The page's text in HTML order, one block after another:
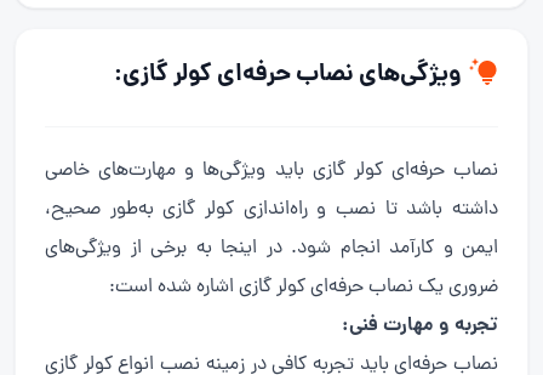
ویژگی‌های نصاب حرفه‌ای کولر گازی:
نصاب حرفه‌ای کولر گازی باید ویژگی‌ها و مهارت‌های خاصی
داشته باشد تا نصب و راه‌اندازی کولر گازی به‌طور صحیح،
ایمن و کارآمد انجام شود. در اینجا به برخی از ویژگی‌های
ضروری یک نصاب حرفه‌ای کولر گازی اشاره شده است:
تجربه و مهارت فنی:
نصاب حرفه‌ای باید تجربه کافی در زمینه نصب انواع کولر گازی